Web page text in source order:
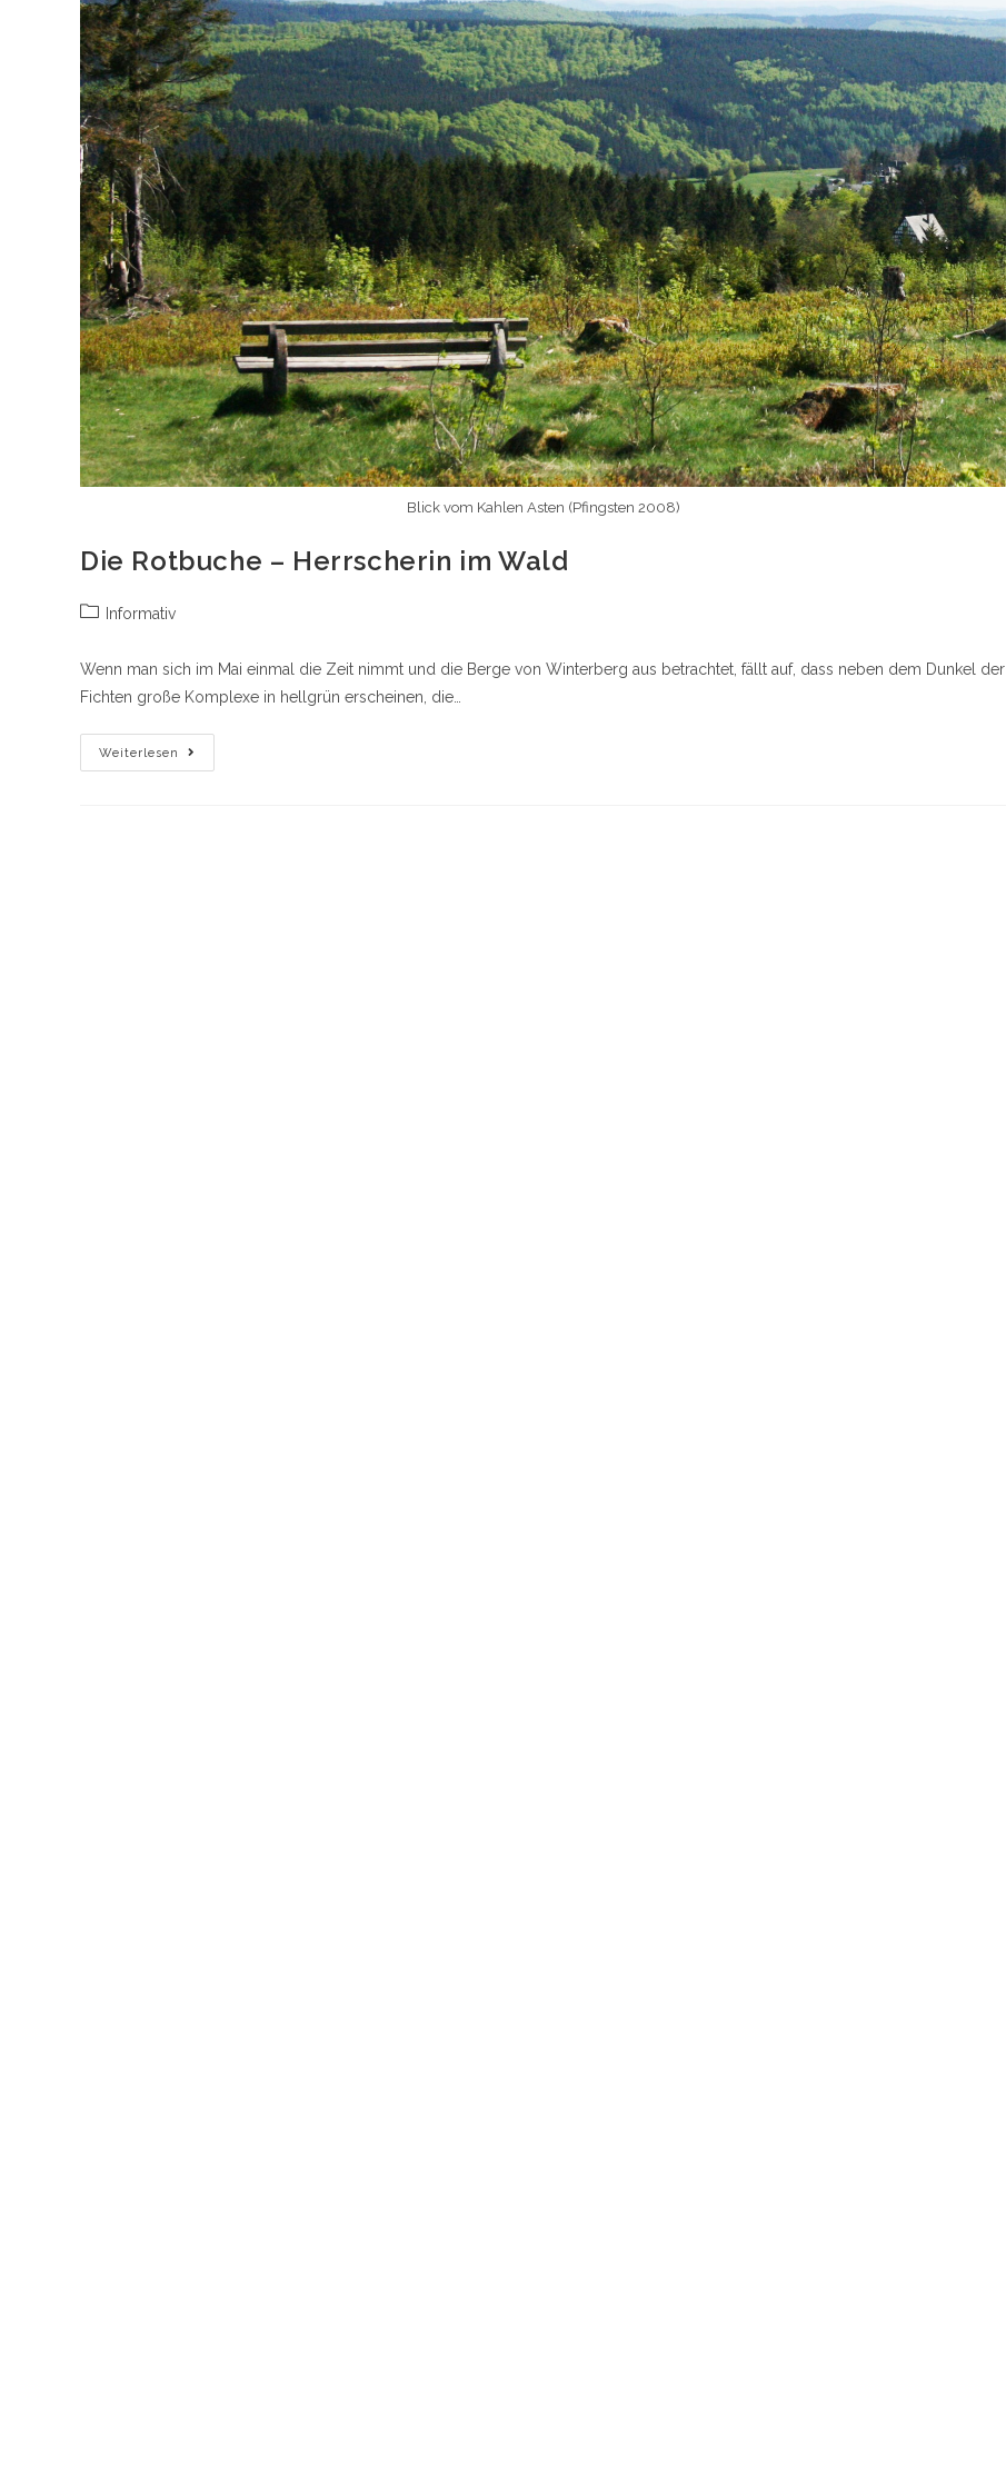
Blick vom Kahlen Asten (Pfingsten 2008)
Die Rotbuche – Herrscherin im Wald
Beitrags-Informativ
Wenn man sich im Mai einmal die Zeit nimmt und die Berge von Winterberg aus betrachtet, fällt auf, dass neben dem Dunkel der
Fichten große Komplexe in hellgrün erscheinen, die…
Weiterlesen
Die
Rotbuche